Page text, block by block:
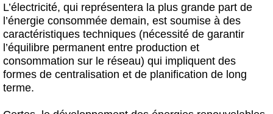
L’électricité, qui représentera la plus grande part de
l’énergie consommée demain, est soumise à des
caractéristiques techniques (nécessité de garantir
l’équilibre permanent entre production et
consommation sur le réseau) qui impliquent des
formes de centralisation et de planification de long
terme.